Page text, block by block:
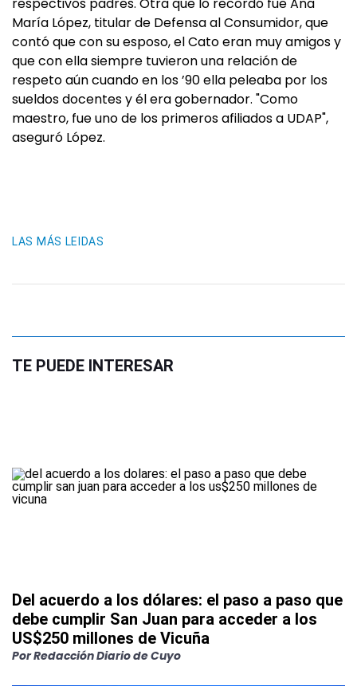
María López, titular de Defensa al Consumidor, que
contó que con su esposo, el Cato eran muy amigos y
que con ella siempre tuvieron una relación de
respeto aún cuando en los ’90 ella peleaba por los
sueldos docentes y él era gobernador. "Como
maestro, fue uno de los primeros afiliados a UDAP",
aseguró López.
LAS MÁS LEIDAS
TE PUEDE INTERESAR
Del acuerdo a los dólares: el paso a paso que
debe cumplir San Juan para acceder a los
US$250 millones de Vicuña
PorRedacción Diario de Cuyo